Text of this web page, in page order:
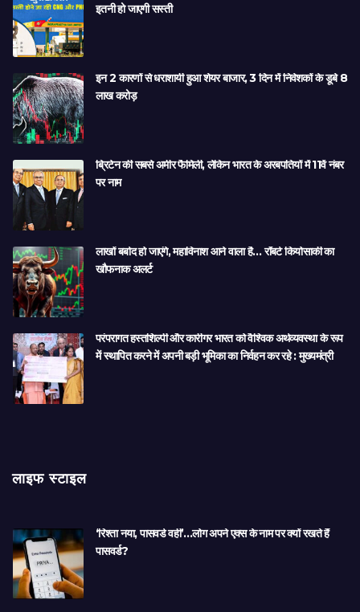
इतनी हो जाएगी सस्ती
इन 2 कारणों से धराशायी हुआ शेयर बाजार, 3 दिन में निवेशकों के डूबे 8
लाख करोड़
ब्रिटेन की सबसे अमीर फैमिली, लेकिन भारत के अरबपतियों में 11वें नंबर
पर नाम
लाखों बर्बाद हो जाएंगे, महाविनाश आने वाला है… रॉबर्ट कियोसाकी का
खौफनाक अलर्ट
परंपरागत हस्तशिल्पी और कारीगर भारत को वैश्विक अर्थव्यवस्था के रूप
में स्थापित करने में अपनी बड़ी भूमिका का निर्वहन कर रहे : मुख्यमंत्री
लाइफ स्टाइल
‘रिश्ता नया, पासवर्ड वही’…लोग अपने एक्स के नाम पर क्यों रखते हैं
पासवर्ड?